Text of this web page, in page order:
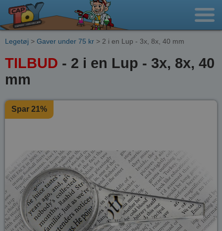
Legetøj > Gaver under 75 kr > 2 i en Lup - 3x, 8x, 40 mm
TILBUD - 2 i en Lup - 3x, 8x, 40
mm
Spar 21%